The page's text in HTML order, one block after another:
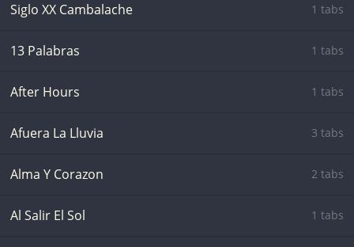
Siglo XX Cambalache 1 tabs
13 Palabras 1 tabs
After Hours 1 tabs
Afuera La Lluvia 3 tabs
Alma Y Corazon 2 tabs
Al Salir El Sol 1 tabs